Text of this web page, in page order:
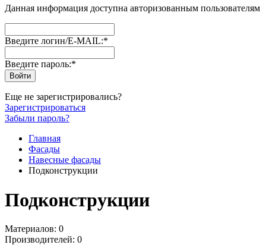
Данная информация доступна авторизованным пользователям
Введите логин/E-MAIL:*
Введите пароль:*
Еще не зарегистрировались?
Зарегистрироваться
Забыли пароль?
Главная
Фасады
Навесные фасады
Подконструкции
Подконструкции
Материалов: 0
Производителей: 0